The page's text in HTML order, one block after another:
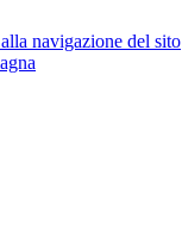
navigazione del sito